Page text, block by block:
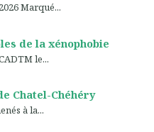
Marqué...
de la xénophobie
le...
Chatel-Chéhéry
à la...